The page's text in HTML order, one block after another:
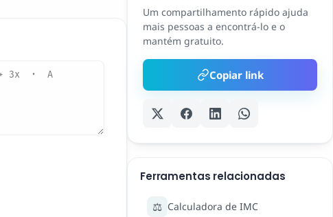
Um compartilhamento rápido ajuda
mais pessoas a encontrá-lo e o
mantém gratuito.
Copiar link
Ferramentas relacionadas
⚖️ Calculadora de IMC